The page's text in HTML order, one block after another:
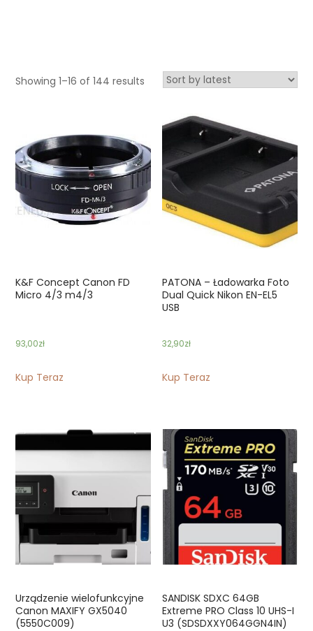
Showing 1–16 of 144 results
K&F Concept Canon FD
Micro 4/3 m4/3
93,00zł
Kup Teraz
PATONA – Ładowarka Foto
Dual Quick Nikon EN-EL5
USB
32,90zł
Kup Teraz
Urządzenie wielofunkcyjne
Canon MAXIFY GX5040
(5550C009)
SANDISK SDXC 64GB
Extreme PRO Class 10 UHS-I
U3 (SDSDXXY064GGN4IN)